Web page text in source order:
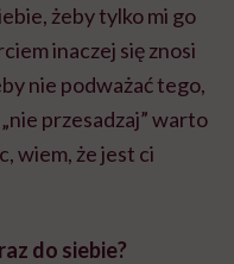
żeby tylko mi go
inaczej się znosi
nie podważać tego,
przesadzaj” warto
wiem, że jest ci
do siebie?